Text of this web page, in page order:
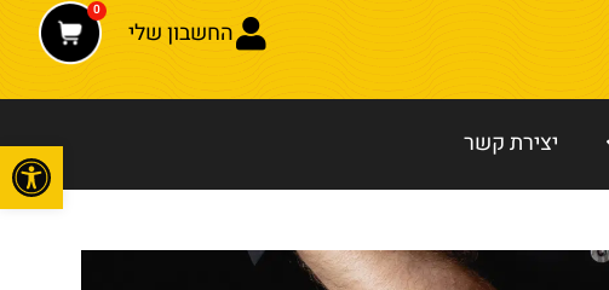
החשבון שלי
0
יצירת קשר